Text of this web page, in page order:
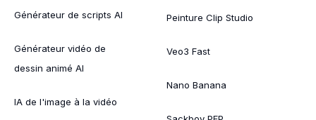
Générateur de scripts AI
Générateur vidéo de
dessin animé AI
IA de l'image à la vidéo
Peinture Clip Studio
Veo3 Fast
Nano Banana